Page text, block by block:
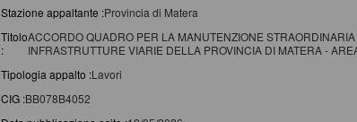
Stazione appaltante :Provincia di Matera
Titolo
:
ACCORDO QUADRO PER LA MANUTENZIONE
INFRASTRUTTURE VIARIE DELLA PROVINCIA DI MATERA -
Tipologia appalto :Lavori
CIG :BB078B4052